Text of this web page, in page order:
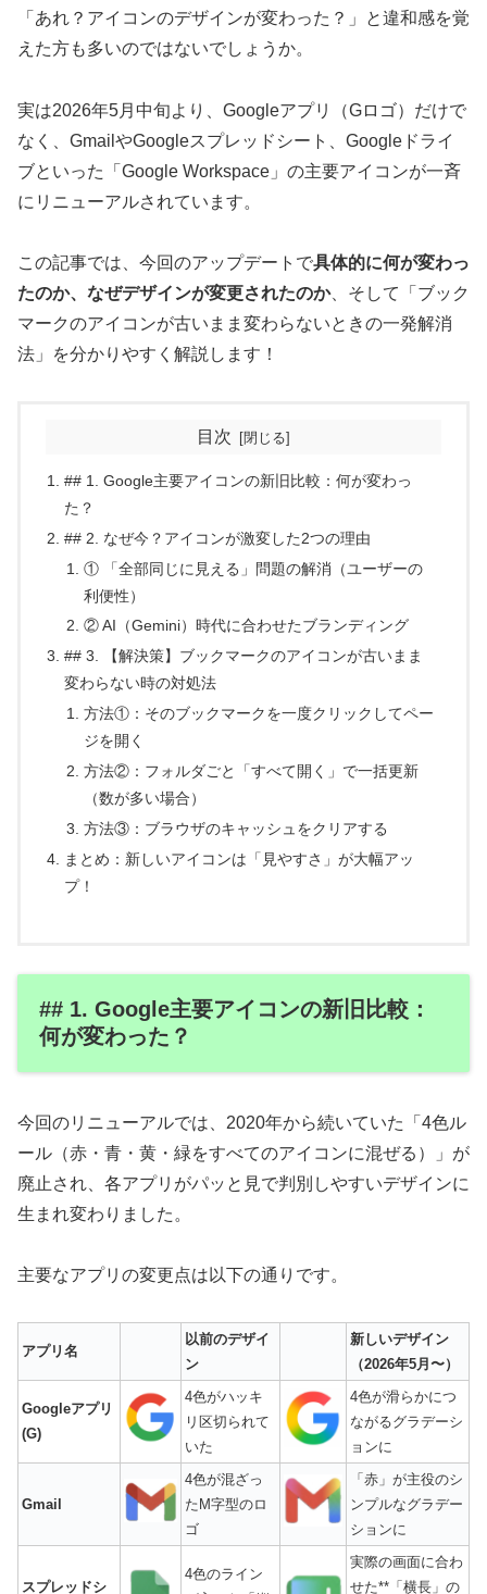
「あれ？アイコンのデザインが変わった？」と違和感を覚
えた方も多いのではないでしょうか。
実は2026年5月中旬より、Googleアプリ（Gロゴ）だけで
なく、GmailやGoogleスプレッドシート、Googleドライ
ブといった「Google Workspace」の主要アイコンが一斉
にリニューアルされています。
この記事では、今回のアップデートで具体的に何が変わっ
たのか、なぜデザインが変更されたのか、そして「ブック
マークのアイコンが古いまま変わらないときの一発解消
法」を分かりやすく解説します！
目次
## 1. Google主要アイコンの新旧比較：何が変わっ
た？
## 2. なぜ今？アイコンが激変した2つの理由
① 「全部同じに見える」問題の解消（ユーザーの
利便性）
② AI（Gemini）時代に合わせたブランディング
## 3. 【解決策】ブックマークのアイコンが古いまま
変わらない時の対処法
方法①：そのブックマークを一度クリックしてペー
ジを開く
方法②：フォルダごと「すべて開く」で一括更新
（数が多い場合）
方法③：ブラウザのキャッシュをクリアする
まとめ：新しいアイコンは「見やすさ」が大幅アッ
プ！
## 1. Google主要アイコンの新旧比較：
何が変わった？
今回のリニューアルでは、2020年から続いていた「4色ル
ール（赤・青・黄・緑をすべてのアイコンに混ぜる）」が
廃止され、各アプリがパッと見で判別しやすいデザインに
生まれ変わりました。
主要なアプリの変更点は以下の通りです。
アプリ名
以前のデザイ
ン
新しいデザイン
（2026年5月〜）
Googleアプリ
(G)
4色がハッキ
リ区切られて
いた
4色が滑らかにつ
ながるグラデーシ
ョンに
Gmail
4色が混ざっ
たM字型のロ
ゴ
「赤」が主役のシ
ンプルなグラデー
ションに
スプレッドシ
4色のライン
実際の画面に合わ
せた**「横長」の